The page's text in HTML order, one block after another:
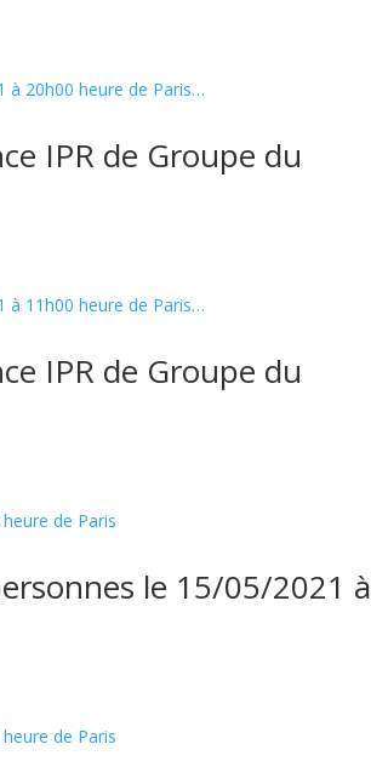
IPR de Groupe du
IPR de Groupe du
le 15/05/2021 à